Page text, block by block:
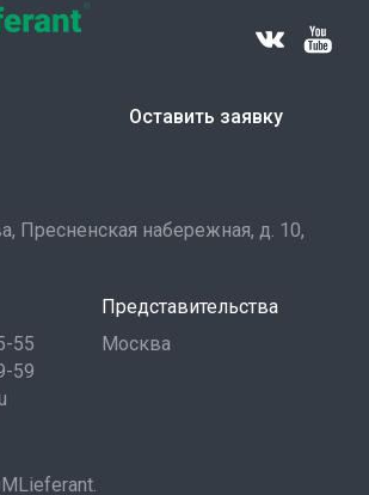
Оставить заявку
Пресненская набережная, д. 10,
55
59
Представительства
Москва